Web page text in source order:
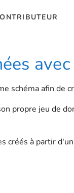
schéma afin de
propre jeu de
créés à partir